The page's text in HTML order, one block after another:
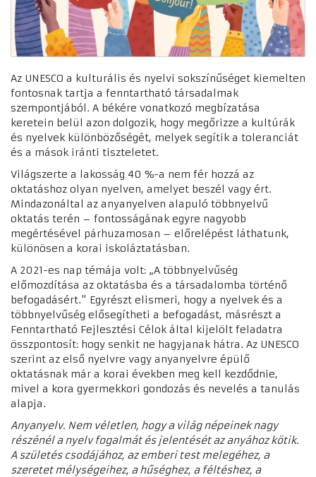
Az UNESCO a kulturális és nyelvi sokszínűséget kiemelten
fontosnak tartja a fenntartható társadalmak
szempontjából. A békére vonatkozó megbízatása
keretein belül azon dolgozik, hogy megőrizze a kultúrák
és nyelvek különbözőségét, melyek segítik a toleranciát
és a mások iránti tiszteletet.
Világszerte a lakosság 40 %-a nem fér hozzá az
oktatáshoz olyan nyelven, amelyet beszél vagy ért.
Mindazonáltal az anyanyelven alapuló többnyelvű
oktatás terén – fontosságának egyre nagyobb
megértésével párhuzamosan – előrelépést láthatunk,
különösen a korai iskoláztatásban.
A 2021-es nap témája volt: „A többnyelvűség
előmozdítása az oktatásba és a társadalomba történő
befogadásért." Egyrészt elismeri, hogy a nyelvek és a
többnyelvűség elősegítheti a befogadást, másrészt a
Fenntartható Fejlesztési Célok által kijelölt feladatra
összpontosít: hogy senkit ne hagyjanak hátra. Az UNESCO
szerint az első nyelvre vagy anyanyelvre épülő
oktatásnak már a korai években meg kell kezdődnie,
mivel a kora gyermekkori gondozás és nevelés a tanulás
alapja.
Anyanyelv. Nem véletlen, hogy a világ népeinek nagy
részénél a nyelv fogalmát és jelentését az anyához kötik.
A születés csodájához, az emberi test melegéhez, a
szeretet mélységeihez, a hűséghez, a féltéshez, a